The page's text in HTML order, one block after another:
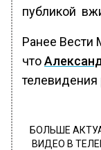
публикой
Ранее Вести
что
телевидения
БОЛЬШЕ
ВИДЕО В